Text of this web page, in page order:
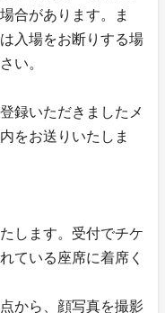
合があります。ま
入場をお断りする場
い。
録いただきましたメ
をお送りいたしま
します。受付でチケ
ている座席に着席く
から、顔写真を撮影